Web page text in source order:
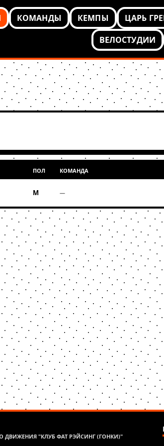
КОМАНДЫ КЕМПЫ ЦАРЬ
ВЕЛОСТУДИИ
ПОЛ КОМАНДА
М —
ДВИЖЕНИЯ "КЛУБ ФАТ РЭЙСИНГ (ГОНКИ)"